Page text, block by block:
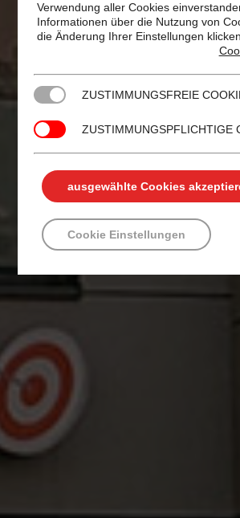
Verwendung aller Cookies
Informationen über die Nutzung von
die Änderung Ihrer Einstellungen
ZUSTIMMUNGSFREIE
ZUSTIMMUNGSPFLICHTIGE
ausgewählte Cookies
Cookie Einstellungen